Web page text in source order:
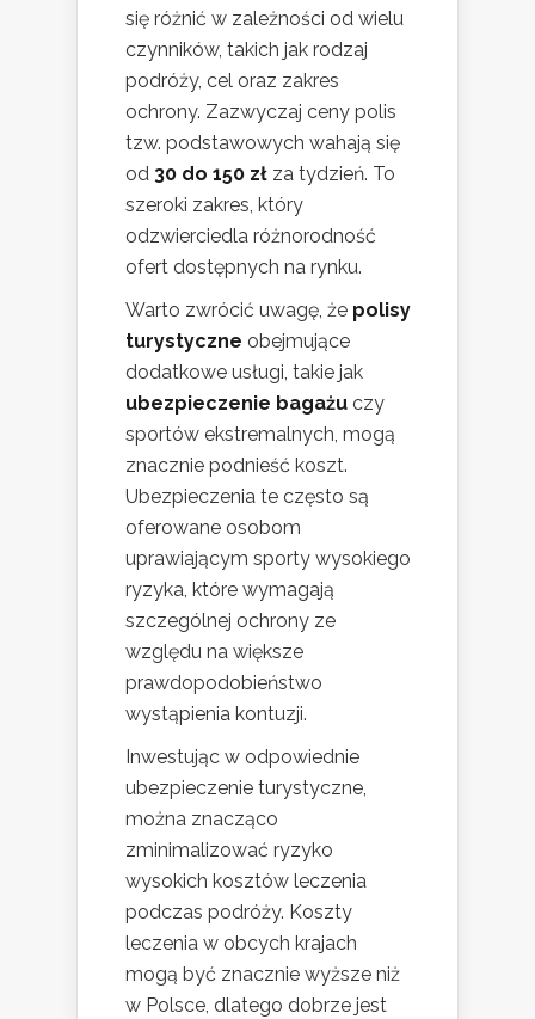
się różnić w zależności od wielu
czynników, takich jak rodzaj
podróży, cel oraz zakres
ochrony. Zazwyczaj ceny polis
tzw. podstawowych wahają się
od 30 do 150 zł za tydzień. To
szeroki zakres, który
odzwierciedla różnorodność
ofert dostępnych na rynku.
Warto zwrócić uwagę, że polisy
turystyczne obejmujące
dodatkowe usługi, takie jak
ubezpieczenie bagażu czy
sportów ekstremalnych, mogą
znacznie podnieść koszt.
Ubezpieczenia te często są
oferowane osobom
uprawiającym sporty wysokiego
ryzyka, które wymagają
szczególnej ochrony ze
względu na większe
prawdopodobieństwo
wystąpienia kontuzji.
Inwestując w odpowiednie
ubezpieczenie turystyczne,
można znacząco
zminimalizować ryzyko
wysokich kosztów leczenia
podczas podróży. Koszty
leczenia w obcych krajach
mogą być znacznie wyższe niż
w Polsce, dlatego dobrze jest